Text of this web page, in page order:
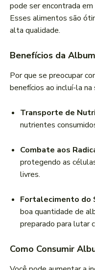
pode ser encontrada
Esses alimentos são
alta qualidade.
Benefícios da
Por que se preocupar
benefícios ao incluí-la na
Transporte de
nutrientes
Combate aos
protegendo as
livres.
Fortalecimento do
boa quantidade de
preparado para lutar
Como Consumir